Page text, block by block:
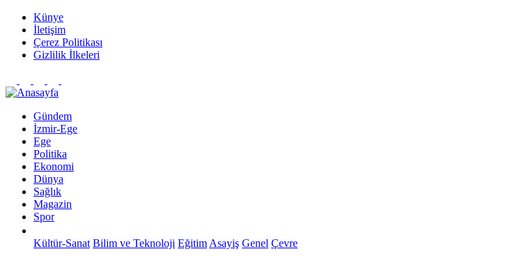
Künye
İletişim
Çerez Politikası
Gizlilik İlkeleri
Gündem
İzmir-Ege
Ege
Politika
Ekonomi
Dünya
Sağlık
Magazin
Spor
Kültür-Sanat Bilim ve Teknoloji Eğitim Asayiş Genel Çevre